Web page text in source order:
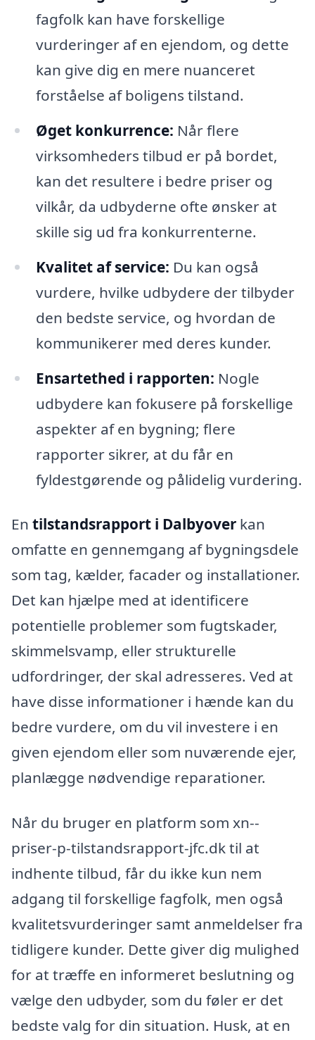
fagfolk kan have forskellige
vurderinger af en ejendom, og dette
kan give dig en mere nuanceret
forståelse af boligens tilstand.
Øget konkurrence: Når flere
virksomheders tilbud er på bordet,
kan det resultere i bedre priser og
vilkår, da udbyderne ofte ønsker at
skille sig ud fra konkurrenterne.
Kvalitet af service: Du kan også
vurdere, hvilke udbydere der tilbyder
den bedste service, og hvordan de
kommunikerer med deres kunder.
Ensartethed i rapporten: Nogle
udbydere kan fokusere på forskellige
aspekter af en bygning; flere
rapporter sikrer, at du får en
fyldestgørende og pålidelig vurdering.
En tilstandsrapport i Dalbyover kan
omfatte en gennemgang af bygningsdele
som tag, kælder, facader og installationer.
Det kan hjælpe med at identificere
potentielle problemer som fugtskader,
skimmelsvamp, eller strukturelle
udfordringer, der skal adresseres. Ved at
have disse informationer i hænde kan du
bedre vurdere, om du vil investere i en
given ejendom eller som nuværende ejer,
planlægge nødvendige reparationer.
Når du bruger en platform som xn--
priser-p-tilstandsrapport-jfc.dk til at
indhente tilbud, får du ikke kun nem
adgang til forskellige fagfolk, men også
kvalitetsvurderinger samt anmeldelser fra
tidligere kunder. Dette giver dig mulighed
for at træffe en informeret beslutning og
vælge den udbyder, som du føler er det
bedste valg for din situation. Husk, at en